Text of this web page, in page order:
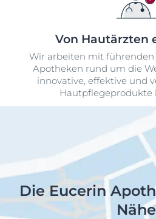
Von Hautärzten
Wir arbeiten mit
Apotheken rund um die
innovative, effektive und
Hautpflegeprodukte
Die Eucerin
Nähe